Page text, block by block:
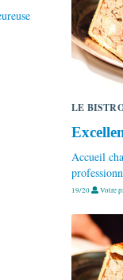
LE
Accueil
19/20 Votre